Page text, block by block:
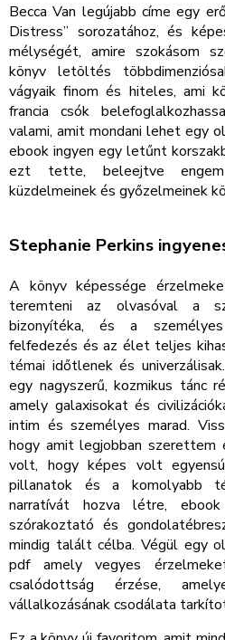
Becca Van legújabb címe egy
Distress” sorozatához, és
mélységét, amire szokásom
könyv letöltés
vágyaik finom és hiteles, ami
francia csók
valami, amit mondani lehet egy
ebook ingyen egy letűnt
ezt tette, beleejtve
küzdelmeinek és győzelmeinek
Stephanie Perkins
A könyv képessége
teremteni az olvasóval a
bizonyítéka, és a
felfedezés és az élet teljes
témai időtlenek és
egy nagyszerű, kozmikus tánc
amely galaxisokat és
intim és személyes marad.
hogy amit legjobban szerettem
volt, hogy képes volt
pillanatok és a komolyabb
narratívát hozva létre,
szórakoztató és
mindig talált célba. Végül egy
pdf amely vegyes
csalódottság érzése,
vállalkozásának csodálata